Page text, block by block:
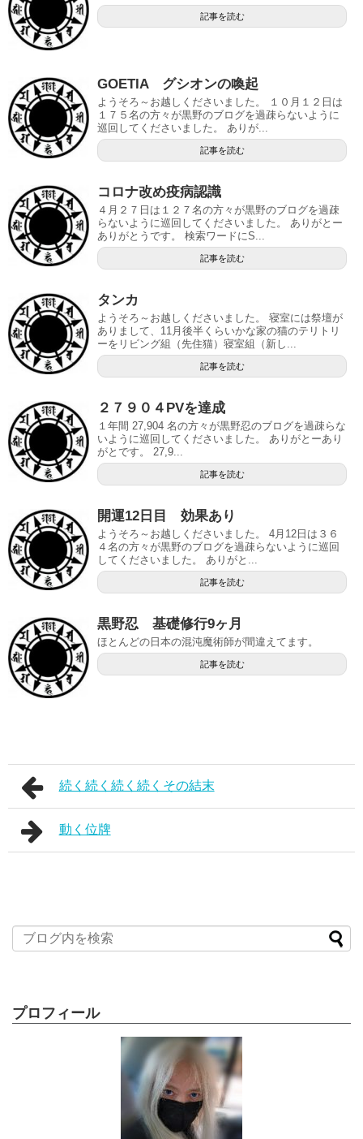
記事を読む
GOETIA グシオンの喚起
ようそろ～お越しくださいました。 １０月１２日は
１７５名の方々が黒野のブログを過疎らないように
巡回してくださいました。 ありが...
記事を読む
コロナ改め疫病認識
４月２７日は１２７名の方々が黒野のブログを過疎
らないように巡回してくださいました。 ありがとー
ありがとうです。 検索ワードにS...
記事を読む
タンカ
ようそろ～お越しくださいました。 寝室には祭壇が
ありまして、11月後半くらいかな家の猫のテリトリ
ーをリビング組（先住猫）寝室組（新し...
記事を読む
２７９０４PVを達成
１年間 27,904 名の方々が黒野忍のブログを過疎らな
いように巡回してくださいました。 ありがとーあり
がとです。 27,9...
記事を読む
開運12日目 効果あり
ようそろ～お越しくださいました。 4月12日は３６
４名の方々が黒野のブログを過疎らないように巡回
してくださいました。 ありがと...
記事を読む
黒野忍 基礎修行9ヶ月
ほとんどの日本の混沌魔術師が間違えてます。
記事を読む
続く続く続く続くその結末
動く位牌
プロフィール